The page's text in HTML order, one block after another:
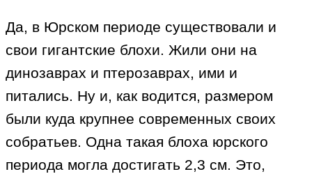
Да, в Юрском периоде существовали и
свои гигантские блохи. Жили они на
динозаврах и птерозаврах, ими и
питались. Ну и, как водится, размером
были куда крупнее современных своих
собратьев. Одна такая блоха юрского
периода могла достигать 2,3 см. Это,